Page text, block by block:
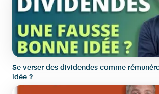
Se verser des dividendes comme
idée ?